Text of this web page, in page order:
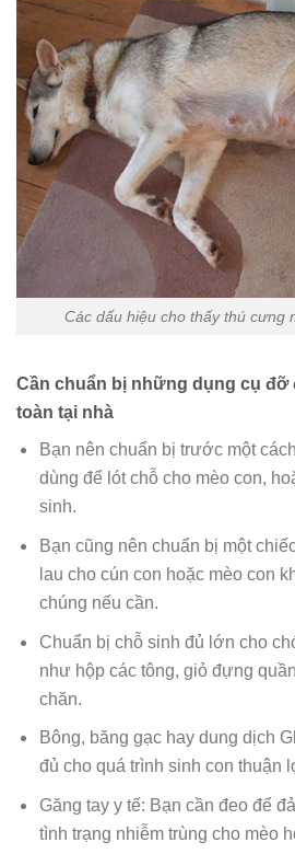
Các dấu hiệu cho thấy thú cưng
Cần chuẩn bị những dụng cụ đỡ
toàn tại nhà
Bạn nên chuẩn bị trước một
dùng để lót chỗ cho mèo con,
sinh.
Bạn cũng nên chuẩn bị một
lau cho cún con hoặc mèo con
chúng nếu cần.
Chuẩn bị chỗ sinh đủ lớn cho
như hộp các tông, giỏ đựng
chăn.
Bông, băng gạc hay dung dịch
đủ cho quá trình sinh con thuận
Găng tay y tế: Bạn cần đeo để
tình trạng nhiễm trùng cho mèo